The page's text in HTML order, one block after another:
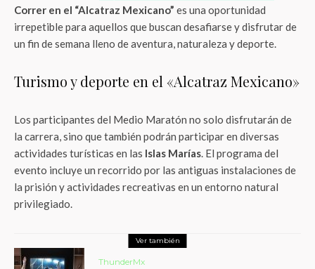
Correr en el “Alcatraz Mexicano” es una oportunidad
irrepetible para aquellos que buscan desafiarse y disfrutar de
un fin de semana lleno de aventura, naturaleza y deporte.
Turismo y deporte en el «Alcatraz Mexicano»
Los participantes del Medio Maratón no solo disfrutarán de
la carrera, sino que también podrán participar en diversas
actividades turísticas en las Islas Marías. El programa del
evento incluye un recorrido por las antiguas instalaciones de
la prisión y actividades recreativas en un entorno natural
privilegiado.
Ver también
ThunderMx